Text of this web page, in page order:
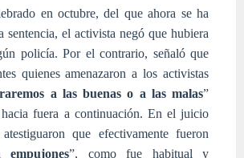
en octubre, del que ahora se ha
sentencia, el activista negó que hubiera
policía. Por el contrario, señaló que
quienes amenazaron a los activistas
a las buenas o a las malas”
fuera a continuación. En el juicio
que efectivamente fueron
empujones”, como fue habitual y